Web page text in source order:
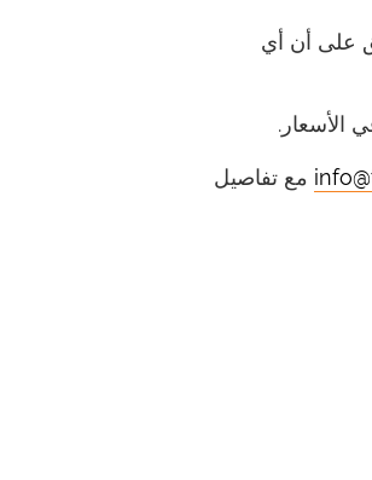
على أن أي
الأسعار.
مع تفاصيل